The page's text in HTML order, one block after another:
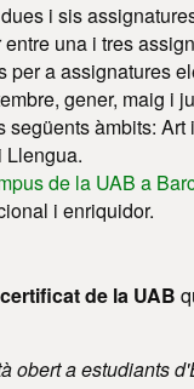
i sis
una i tres
per a assignatures
gener, maig i
següents àmbits:
Llengua.
de la UAB a
i enriquidor.
certificat de la UAB
obert a estudiants